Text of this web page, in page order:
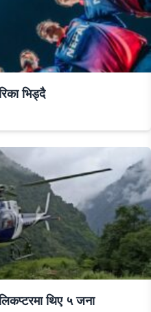
भिड्दै
थिए ५ जना